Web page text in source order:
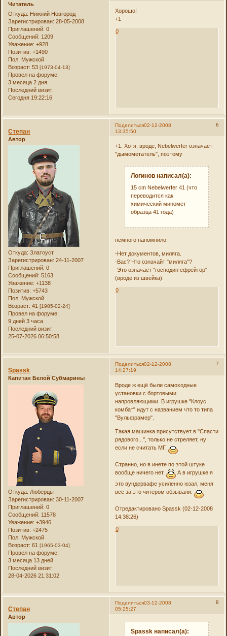
Читатель
Откуда: Нижний Новгород
Зарегистрирован: 28-05-2008
Приглашений: 0
Сообщений: 1209
Уважение: +928
Позитив: +1490
Пол: Мужской
Возраст: 53[1973-04-13]
Провел на форуме:
3 месяца 2 дня
Последний визит:
Сегодня 19:22:16
Хорошо!
+1
0
Поделиться 6
02-12-2008
13:35:50
Степан
Автор
Откуда: Златоуст
Зарегистрирован: 24-11-2007
Приглашений: 0
Сообщений: 5163
Уважение: +1138
Позитив: +5743
Пол: Мужской
Возраст: 41[1985-02-24]
Провел на форуме:
9 дней 3 часа
Последний визит:
25-07-2026 06:50:58
+1. Хотя, вроде, Nebelwerfer означает
"дымометатель", поэтому
Логинов написал(а):
15 cm Nebelwerfer 41 (что
переводится как
химический миномет
образца 41 года)
немного напомнило:
-Нет документов, миляга.
-Вас? Что означайт "миляга"?
-Это означает "господин ефрейтор".
(вроде из швейка).
0
Поделиться 7
02-12-2008
14:27:19
Spassk
Капитан Белой Субмарины
Откуда: Люберцы
Зарегистрирован: 30-11-2007
Приглашений: 0
Сообщений: 11578
Уважение: +3946
Позитив: +2475
Пол: Мужской
Возраст: 61[1965-03-04]
Провел на форуме:
3 месяца 13 дней
Последний визит:
28-04-2026 21:31:02
Вроде ж ещё были самоходные
установки с бортовыми
напровляющими. В игрушке "Клоус
комбат" идут с названием что то типа
"Вульфрамер".
Такая машинка присутствует в "Спасти
рядового...", только не стреляет, ну
если не считать МГ.
Странно, но в инете по этой штуке
вообще ничего нет.
А в игрушке я
это вундервафе усиленно юзал, меня
все за это читером обзывали.
Отредактировано Spassk (02-12-2008
14:38:26)
0
Поделиться 8
03-12-2008
05:25:27
Степан
Автор
Spassk написал(а):